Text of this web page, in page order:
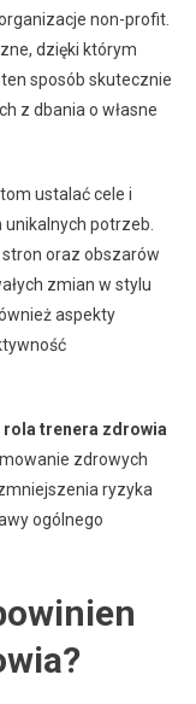
non-profit.
dzięki którym
sposób skutecznie
z dbania o własne
ustalać cele i
potrzeb.
oraz obszarów
zmian w stylu
aspekty
rola trenera zdrowia
zdrowych
ryzyka
ogólnego